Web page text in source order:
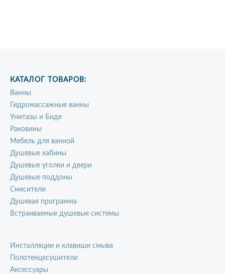
КАТАЛОГ ТОВАРОВ:
Ванны
Гидромассажные ванны
Унитазы и Биде
Раковины
Мебель для ванной
Душевые кабины
Душевые уголки и двери
Душевые поддоны
Смесители
Душевая программа
Встраиваемые душевые системы
Инсталляции и клавиши смыва
Полотенцесушители
Аксессуары